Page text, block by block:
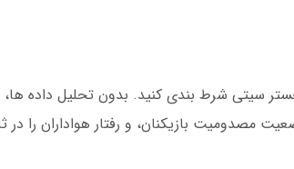
سیتی شرط بندی کنید. بدون تحلیل داده ها،